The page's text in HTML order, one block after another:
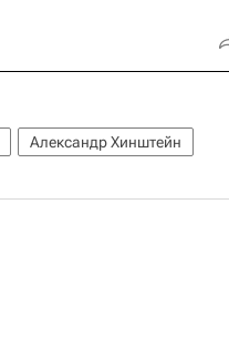
Александр Хинштейн